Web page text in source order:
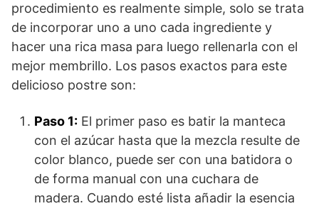
procedimiento es realmente simple, solo se trata
de incorporar uno a uno cada ingrediente y
hacer una rica masa para luego rellenarla con el
mejor membrillo. Los pasos exactos para este
delicioso postre son:
Paso 1: El primer paso es batir la manteca
con el azúcar hasta que la mezcla resulte de
color blanco, puede ser con una batidora o
de forma manual con una cuchara de
madera. Cuando esté lista añadir la esencia